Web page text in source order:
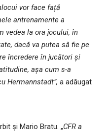
vor face față
antrenamente a
vedea la ora jocului, în
dacă va putea să fie pe
încredere în jucători și
așa cum s-a
Hermannstadt”, a adăugat
și Mario Bratu. „CFR a